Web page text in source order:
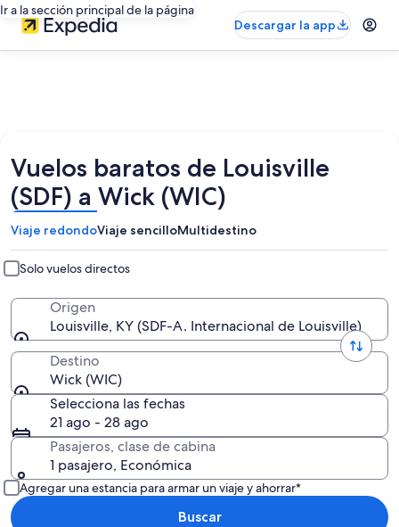
Ir a la sección principal de la página
Descargar la app
Vuelos baratos de Louisville
(SDF) a Wick (WIC)
Viaje redondoViaje sencilloMultidestino
Solo vuelos directos
Origen
Louisville, KY (SDF-A. Internacional de Louisville)
Destino
Wick (WIC)
Selecciona las fechas
21 ago - 28 ago
Pasajeros, clase de cabina
1 pasajero, Económica
Agregar una estancia para armar un viaje y ahorrar*
Buscar